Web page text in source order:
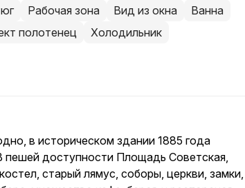
Рабочая зона Вид из окна
Ванна
полотенец Холодильник
в историческом здании 1885 года
пешей доступности Площадь Советская,
старый лямус, соборы, церкви, замки,